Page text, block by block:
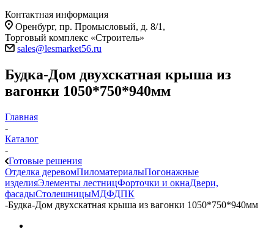
Контактная информация
Оренбург, пр. Промысловый, д. 8/1,
Торговый комплекс «Строитель»
sales@lesmarket56.ru
Будка-Дом двухскатная крыша из
вагонки 1050*750*940мм
Главная
-
Каталог
-
Готовые решения
Отделка деревомПиломатериалыПогонажные
изделияЭлементы лестницФорточки и окнаДвери,
фасадыСтолешницыМДФДПК
-Будка-Дом двухскатная крыша из вагонки 1050*750*940мм